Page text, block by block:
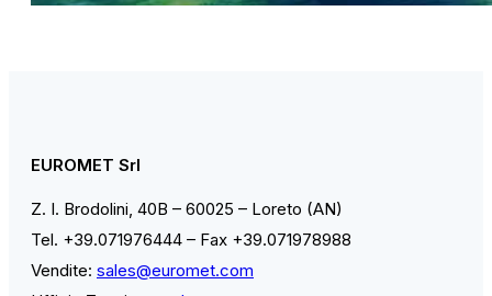
EUROMET Srl
Z. I. Brodolini, 40B – 60025 – Loreto (AN)
Tel. +39.071976444 – Fax +39.071978988
Vendite: sales@euromet.com